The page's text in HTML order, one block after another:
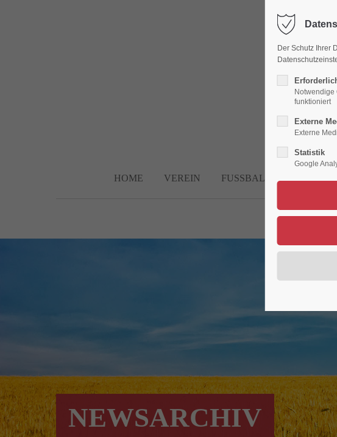
Support
Lorem ipsum dolor sit
24h /
We offer support for our
HOME VEREIN FUSSBALL
NEWSARCHIV
Der Schutz Ihrer
Notwendige
funktioniert
Externe
Externe
Statistik
Google